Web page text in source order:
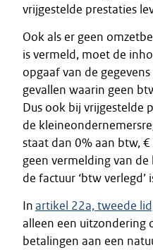
vrijgestelde prestaties
Ook als er geen
is vermeld, moet de
opgaaf van de
gevallen waarin geen
Dus ook bij vrijgestelde
de
staat dan 0% aan btw,
geen vermelding van
de factuur ‘btw verlegd’
Inartikel 22a, tweede
alleen een uitzondering
betalingen aan een